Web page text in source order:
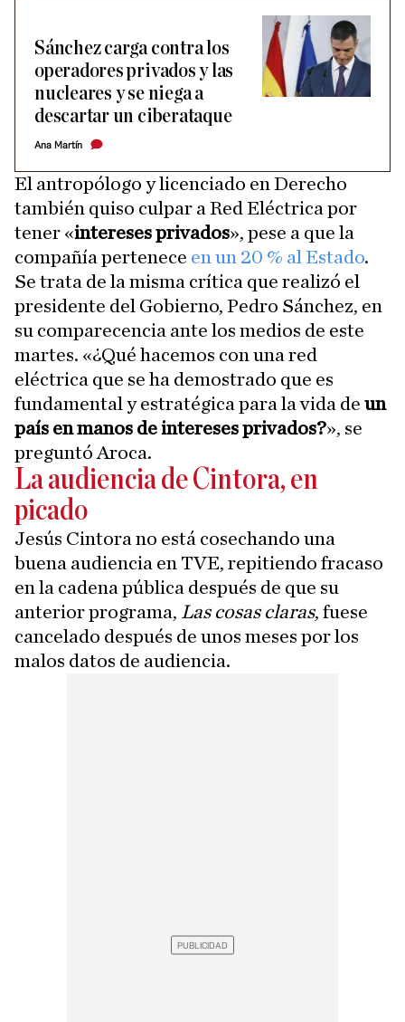
Sánchez carga contra los
operadores privados y las
nucleares y se niega a
descartar un ciberataque
Ana Martín
El antropólogo y licenciado en Derecho
también quiso culpar a Red Eléctrica por
tener «intereses privados», pese a que la
compañía pertenece en un 20 % al Estado.
Se trata de la misma crítica que realizó el
presidente del Gobierno, Pedro Sánchez, en
su comparecencia ante los medios de este
martes. «¿Qué hacemos con una red
eléctrica que se ha demostrado que es
fundamental y estratégica para la vida de un
país en manos de intereses privados?», se
preguntó Aroca.
La audiencia de Cintora, en
picado
Jesús Cintora no está cosechando una
buena audiencia en TVE, repitiendo fracaso
en la cadena pública después de que su
anterior programa, Las cosas claras, fuese
cancelado después de unos meses por los
malos datos de audiencia.